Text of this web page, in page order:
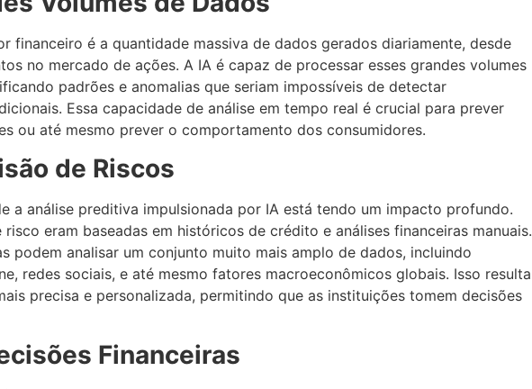
financeiro é a quantidade massiva de dados gerados diariamente, desde
no mercado de ações. A IA é capaz de processar esses grandes volumes
padrões e anomalias que seriam impossíveis de detectar
Essa capacidade de análise em tempo real é crucial para prever
ou até mesmo prever o comportamento dos consumidores.
de Riscos
a análise preditiva impulsionada por IA está tendo um impacto profundo.
eram baseadas em históricos de crédito e análises financeiras manuais.
podem analisar um conjunto muito mais amplo de dados, incluindo
redes sociais, e até mesmo fatores macroeconômicos globais. Isso resulta
precisa e personalizada, permitindo que as instituições tomem decisões
Financeiras